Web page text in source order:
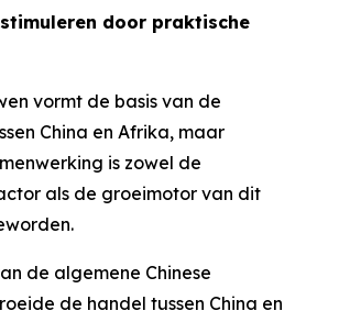
door praktische
vormt de basis van de
China en Afrika, maar
is zowel de
als de groeimotor van dit
de algemene Chinese
de handel tussen China en